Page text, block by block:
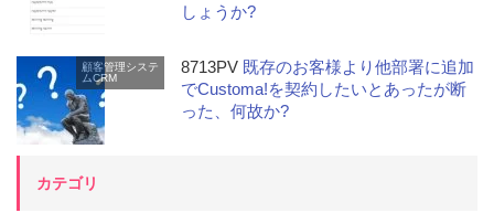
しょうか?
顧客管理システ
ムCRM
8713PV 既存のお客様より他部署に追加
でCustoma!を契約したいとあったが断
った、何故か?
カテゴリ